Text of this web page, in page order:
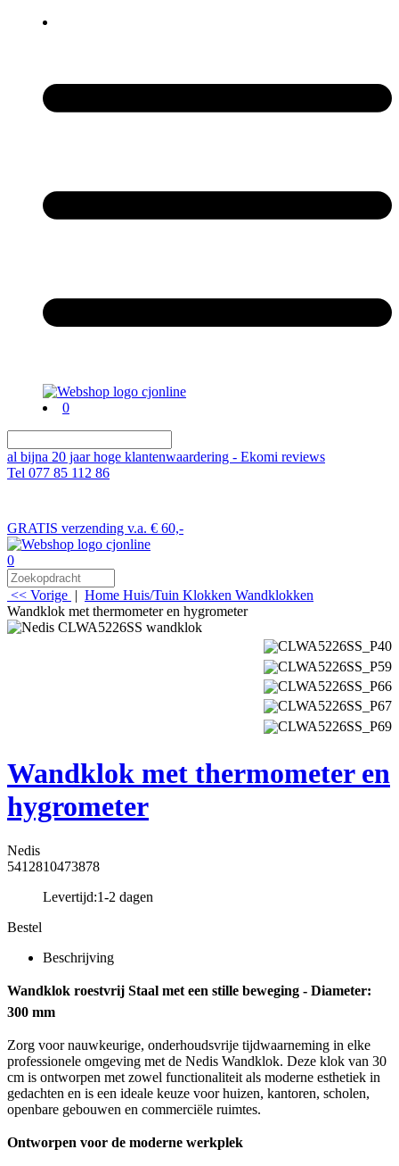
0
al bijna 20 jaar hoge klantenwaardering - Ekomi reviews
Tel 077 85 112 86
GRATIS verzending v.a. € 60,-
0
<< Vorige | Home Huis/Tuin Klokken Wandklokken
Wandklok met thermometer en hygrometer
Wandklok met thermometer en
hygrometer
Nedis
5412810473878
Levertijd:1-2 dagen
Bestel
Beschrijving
Wandklok roestvrij Staal met een stille beweging - Diameter:
300 mm
Zorg voor nauwkeurige, onderhoudsvrije tijdwaarneming in elke
professionele omgeving met de Nedis Wandklok. Deze klok van 30
cm is ontworpen met zowel functionaliteit als moderne esthetiek in
gedachten en is een ideale keuze voor huizen, kantoren, scholen,
openbare gebouwen en commerciële ruimtes.
Ontworpen voor de moderne werkplek